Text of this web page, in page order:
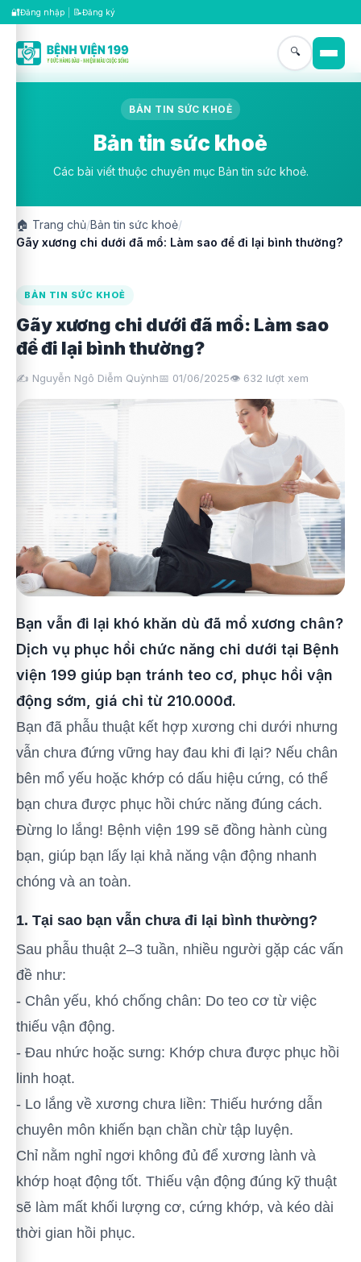
🔐Đăng nhập 📝Đăng ký
🔍
BẢN TIN SỨC KHOẺ
Bản tin sức khoẻ
Các bài viết thuộc chuyên mục Bản tin sức khoẻ.
🏠 Trang chủ/Bản tin sức khoẻ/
Gãy xương chi dưới đã mổ: Làm sao để đi lại bình thường?
BẢN TIN SỨC KHOẺ
Gãy xương chi dưới đã mổ: Làm sao
để đi lại bình thường?
✍️ Nguyễn Ngô Diễm Quỳnh📅 01/06/2025👁️ 632 lượt xem
Bạn vẫn đi lại khó khăn dù đã mổ xương chân?
Dịch vụ phục hồi chức năng chi dưới tại Bệnh
viện 199 giúp bạn tránh teo cơ, phục hồi vận
động sớm, giá chỉ từ 210.000đ.
Bạn đã phẫu thuật kết hợp xương chi dưới nhưng
vẫn chưa đứng vững hay đau khi đi lại? Nếu chân
bên mổ yếu hoặc khớp có dấu hiệu cứng, có thể
bạn chưa được phục hồi chức năng đúng cách.
Đừng lo lắng! Bệnh viện 199 sẽ đồng hành cùng
bạn, giúp bạn lấy lại khả năng vận động nhanh
chóng và an toàn.
1. Tại sao bạn vẫn chưa đi lại bình thường?
Sau phẫu thuật 2–3 tuần, nhiều người gặp các vấn
đề như:
- Chân yếu, khó chống chân: Do teo cơ từ việc
thiếu vận động.
- Đau nhức hoặc sưng: Khớp chưa được phục hồi
linh hoạt.
- Lo lắng về xương chưa liền: Thiếu hướng dẫn
chuyên môn khiến bạn chần chừ tập luyện.
Chỉ nằm nghỉ ngơi không đủ để xương lành và
khớp hoạt động tốt. Thiếu vận động đúng kỹ thuật
sẽ làm mất khối lượng cơ, cứng khớp, và kéo dài
thời gian hồi phục.